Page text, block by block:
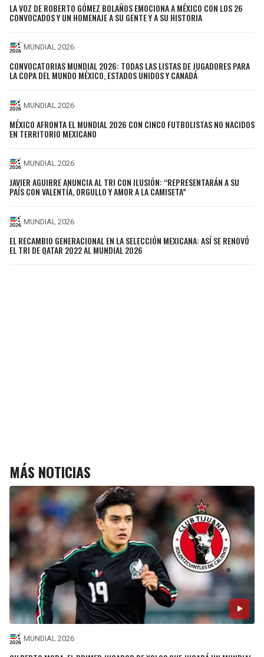
LA VOZ DE ROBERTO GÓMEZ BOLAÑOS EMOCIONA A MÉXICO CON LOS 26
CONVOCADOS Y UN HOMENAJE A SU GENTE Y A SU HISTORIA
MUNDIAL 2026
CONVOCATORIAS MUNDIAL 2026: TODAS LAS LISTAS DE JUGADORES PARA
LA COPA DEL MUNDO MÉXICO, ESTADOS UNIDOS Y CANADÁ
MUNDIAL 2026
MÉXICO AFRONTA EL MUNDIAL 2026 CON CINCO FUTBOLISTAS NO NACIDOS
EN TERRITORIO MEXICANO
MUNDIAL 2026
JAVIER AGUIRRE ANUNCIA AL TRI CON ILUSIÓN: “REPRESENTARÁN A SU
PAÍS CON VALENTÍA, ORGULLO Y AMOR A LA CAMISETA”
MUNDIAL 2026
EL RECAMBIO GENERACIONAL EN LA SELECCIÓN MEXICANA: ASÍ SE RENOVÓ
EL TRI DE QATAR 2022 AL MUNDIAL 2026
MÁS NOTICIAS
MUNDIAL 2026